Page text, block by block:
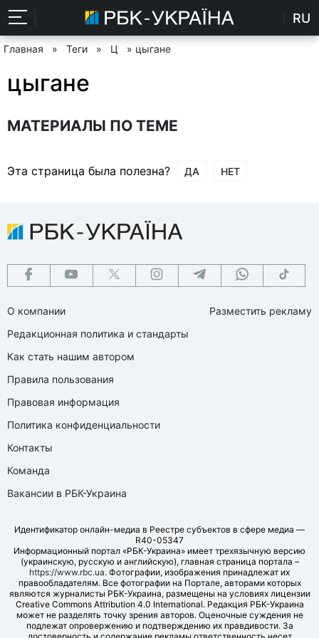
RU
Главная » Теги » Ц » цыгане
цыгане
МАТЕРИАЛЫ ПО ТЕМЕ
Эта страница была полезна? ДА НЕТ
О компании
Редакционная политика и стандарты
Как стать нашим автором
Правила пользования
Правовая информация
Политика конфиденциальности
Контакты
Команда
Вакансии в РБК-Украина
Разместить рекламу
Идентификатор онлайн-медиа в Реестре субъектов в сфере медиа —
R40-05347
Информационный портал «РБК-Украина» имеет трехязычную версию
(украинскую, русскую и английскую), главная страница портала –
https://www.rbc.ua. Фотографии, изображения принадлежат их
правообладателям. Все фотографии на Портале, авторами которых
являются журналисты РБК-Украина, размещены на условиях лицензии
Creative Commons Attribution 4.0 International. Редакция РБК-Украина
может не разделять точку зрения авторов. Оценочные суждения не
подлежат опровержению и подтверждению их правдивости. За